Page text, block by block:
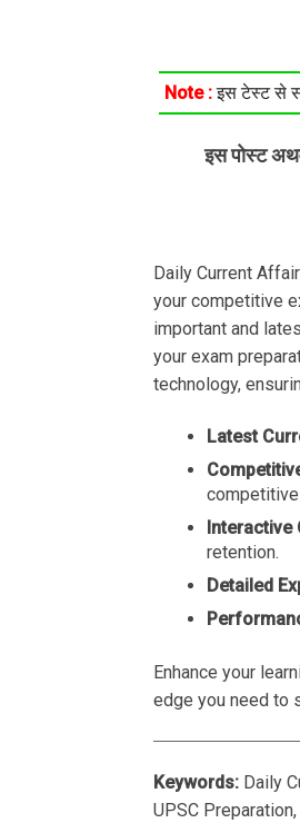
Note :इस टेस्ट से
इस पोस्ट
Daily Current
your competitive
important and
your exam
technology,
Latest
Interactive
retention.
Detailed
Enhance your
edge you need to
Keywords: Daily
UPSC